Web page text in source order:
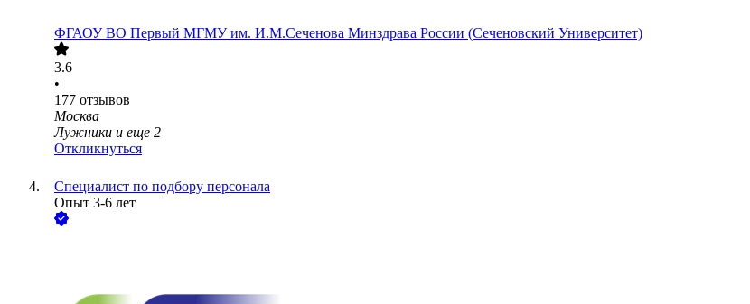
ФГАОУ ВО Первый МГМУ им. И.М.Сеченова Минздрава России (Сеченовский Университет)
3.6
•
177 отзывов
Москва
Лужники и еще 2
Откликнуться
Специалист по подбору персонала
Опыт 3-6 лет